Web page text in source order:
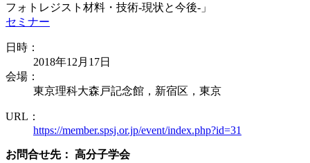
フォトレジスト材料・技術-現状と今後-」
セミナー
日時：
2018年12月17日
会場：
東京理科大森戸記念館，新宿区，東京
URL：
https://member.spsj.or.jp/event/index.php?id=31
お問合せ先： 高分子学会